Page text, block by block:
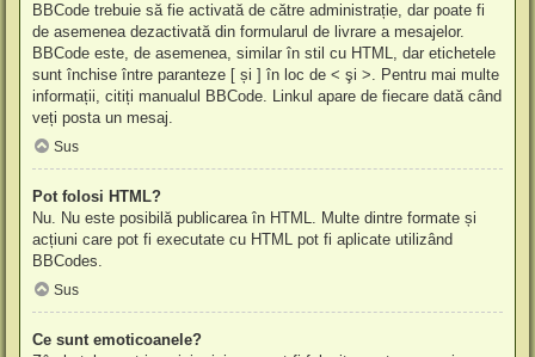
BBCode trebuie să fie activată de către administrație, dar poate fi
de asemenea dezactivată din formularul de livrare a mesajelor.
BBCode este, de asemenea, similar în stil cu HTML, dar etichetele
sunt închise între paranteze [ și ] în loc de < şi >. Pentru mai multe
informații, citiți manualul BBCode. Linkul apare de fiecare dată când
veți posta un mesaj.
Sus
Pot folosi HTML?
Nu. Nu este posibilă publicarea în HTML. Multe dintre formate și
acțiuni care pot fi executate cu HTML pot fi aplicate utilizând
BBCodes.
Sus
Ce sunt emoticoanele?